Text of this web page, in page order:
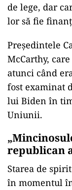
de lege, dar
lor să fie
Preşedintele
McCarthy,
atunci când
fost examinat
lui Biden în
Uniunii.
republican
Starea de
în momentul